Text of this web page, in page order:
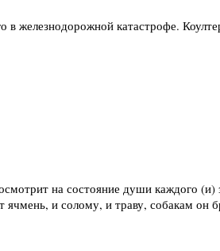
в железнодорожной катастрофе.
на состояние души каждого
и солому, и траву, собакам он